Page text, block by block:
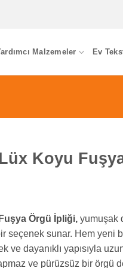
Malzemeler Ev
Koyu
Örgü İpliği,yumuşak
seçenek sunar. Hem yeni
dayanıklı yapısıyla
ve pürüzsüz bir örgü